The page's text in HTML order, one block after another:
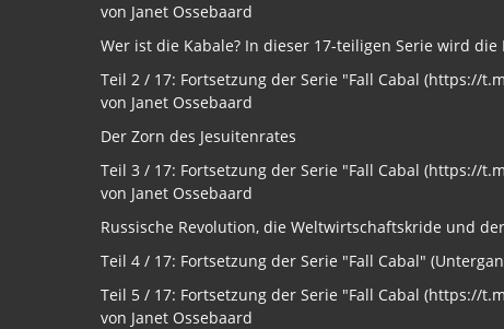
von Janet Ossebaard
Wer ist die Kabale? In dieser 17-teiligen Serie wird
Teil 2 / 17: Fortsetzung der Serie "Fall Cabal (https://
von Janet Ossebaard
Der Zorn des Jesuitenrates
Teil 3 / 17: Fortsetzung der Serie "Fall Cabal (https://
von Janet Ossebaard
Russische Revolution, die Weltwirtschaftskride und
Teil 4 / 17: Fortsetzung der Serie "Fall Cabal"
Teil 5 / 17: Fortsetzung der Serie "Fall Cabal (https://
von Janet Ossebaard